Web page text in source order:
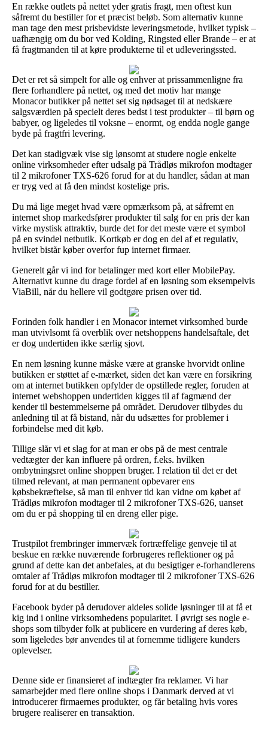
En række outlets på nettet yder gratis fragt, men oftest kun
såfremt du bestiller for et præcist beløb. Som alternativ kunne
man tage den mest prisbevidste leveringsmetode, hvilket typisk –
uafhængig om du bor ved Kolding, Ringsted eller Brande – er at
få fragtmanden til at køre produkterne til et udleveringssted.
Det er ret så simpelt for alle og enhver at prissammenligne fra
flere forhandlere på nettet, og med det motiv har mange
Monacor butikker på nettet set sig nødsaget til at nedskære
salgsværdien på specielt deres bedst i test produkter – til børn og
babyer, og ligeledes til voksne – enormt, og endda nogle gange
byde på fragtfri levering.
Det kan stadigvæk vise sig lønsomt at studere nogle enkelte
online virksomheder efter udsalg på Trådløs mikrofon modtager
til 2 mikrofoner TXS-626 forud for at du handler, sådan at man
er tryg ved at få den mindst kostelige pris.
Du må lige meget hvad være opmærksom på, at såfremt en
internet shop markedsfører produkter til salg for en pris der kan
virke mystisk attraktiv, burde det for det meste være et symbol
på en svindel netbutik. Kortkøb er dog en del af et regulativ,
hvilket bistår køber overfor fup internet firmaer.
Generelt går vi ind for betalinger med kort eller MobilePay.
Alternativt kunne du drage fordel af en løsning som eksempelvis
ViaBill, når du hellere vil godtgøre prisen over tid.
Forinden folk handler i en Monacor internet virksomhed burde
man utvivlsomt få overblik over netshoppens handelsaftale, det
er dog undertiden ikke særlig sjovt.
En nem løsning kunne måske være at granske hvorvidt online
butikken er støttet af e-mærket, siden det kan være en forsikring
om at internet butikken opfylder de opstillede regler, foruden at
internet webshoppen undertiden kigges til af fagmænd der
kender til bestemmelserne på området. Derudover tilbydes du
anledning til at få bistand, når du udsættes for problemer i
forbindelse med dit køb.
Tillige slår vi et slag for at man er obs på de mest centrale
vedtægter der kan influere på ordren, f.eks. hvilken
ombytningsret online shoppen bruger. I relation til det er det
tilmed relevant, at man permanent opbevarer ens
købsbekræftelse, så man til enhver tid kan vidne om købet af
Trådløs mikrofon modtager til 2 mikrofoner TXS-626, uanset
om du er på shopping til en dreng eller pige.
Trustpilot frembringer immervæk fortræffelige genveje til at
beskue en række nuværende forbrugeres reflektioner og på
grund af dette kan det anbefales, at du besigtiger e-forhandlerens
omtaler af Trådløs mikrofon modtager til 2 mikrofoner TXS-626
forud for at du bestiller.
Facebook byder på derudover aldeles solide løsninger til at få et
kig ind i online virksomhedens popularitet. I øvrigt ses nogle e-
shops som tilbyder folk at publicere en vurdering af deres køb,
som ligeledes bør anvendes til at fornemme tidligere kunders
oplevelser.
Denne side er finansieret af indtægter fra reklamer. Vi har
samarbejder med flere online shops i Danmark derved at vi
introducerer firmaernes produkter, og får betaling hvis vores
brugere realiserer en transaktion.